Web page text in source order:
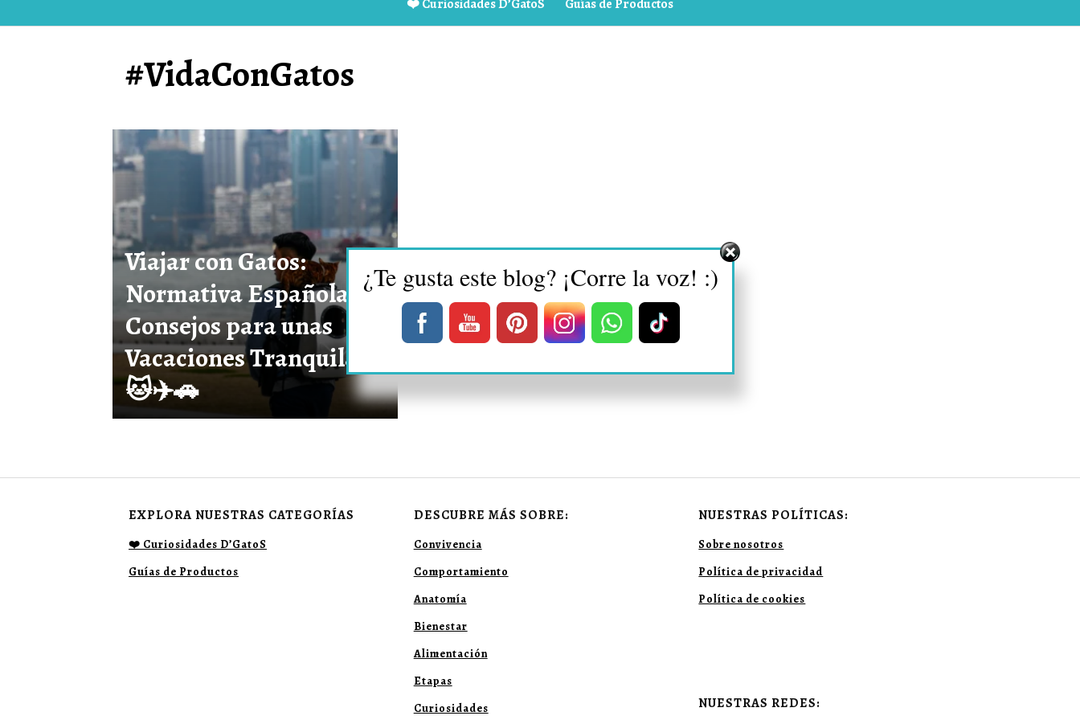
❤️ Curiosidades D’GatoS Guías de Productos
#VidaConGatos
Viajar con Gatos:
Normativa Española y
Consejos para unas
Vacaciones Tranquilas
🐱✈️🚗
EXPLORA NUESTRAS CATEGORÍAS
❤️ Curiosidades D’GatoS
Guías de Productos
DESCUBRE MÁS SOBRE:
Convivencia
Comportamiento
Anatomía
Bienestar
Alimentación
Etapas
Curiosidades
NUESTRAS POLÍTICAS:
Sobre nosotros
Política de privacidad
Política de cookies
NUESTRAS REDES:
¿Te gusta este blog? ¡Corre la voz! :)